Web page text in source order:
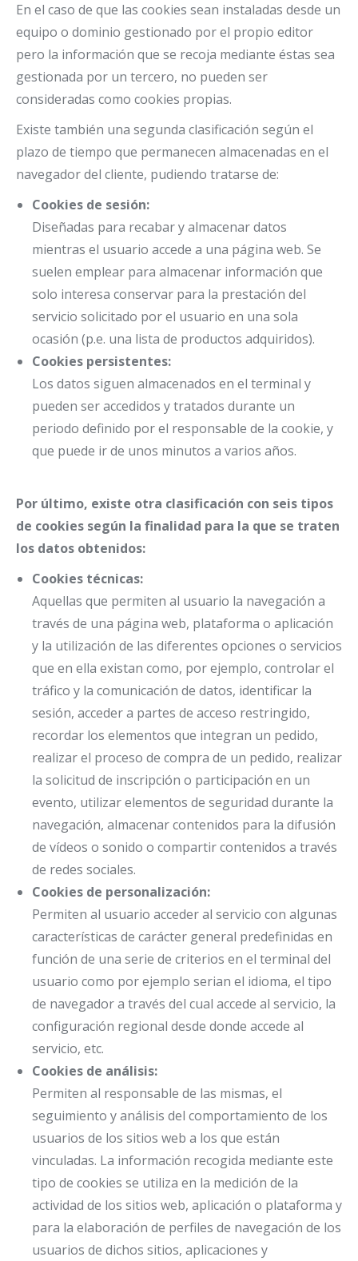
En el caso de que las cookies sean instaladas desde un
equipo o dominio gestionado por el propio editor
pero la información que se recoja mediante éstas sea
gestionada por un tercero, no pueden ser
consideradas como cookies propias.
Existe también una segunda clasificación según el
plazo de tiempo que permanecen almacenadas en el
navegador del cliente, pudiendo tratarse de:
Cookies de sesión:
Diseñadas para recabar y almacenar datos
mientras el usuario accede a una página web. Se
suelen emplear para almacenar información que
solo interesa conservar para la prestación del
servicio solicitado por el usuario en una sola
ocasión (p.e. una lista de productos adquiridos).
Cookies persistentes:
Los datos siguen almacenados en el terminal y
pueden ser accedidos y tratados durante un
periodo definido por el responsable de la cookie, y
que puede ir de unos minutos a varios años.
Por último, existe otra clasificación con seis tipos
de cookies según la finalidad para la que se traten
los datos obtenidos:
Cookies técnicas:
Aquellas que permiten al usuario la navegación a
través de una página web, plataforma o aplicación
y la utilización de las diferentes opciones o servicios
que en ella existan como, por ejemplo, controlar el
tráfico y la comunicación de datos, identificar la
sesión, acceder a partes de acceso restringido,
recordar los elementos que integran un pedido,
realizar el proceso de compra de un pedido, realizar
la solicitud de inscripción o participación en un
evento, utilizar elementos de seguridad durante la
navegación, almacenar contenidos para la difusión
de vídeos o sonido o compartir contenidos a través
de redes sociales.
Cookies de personalización:
Permiten al usuario acceder al servicio con algunas
características de carácter general predefinidas en
función de una serie de criterios en el terminal del
usuario como por ejemplo serian el idioma, el tipo
de navegador a través del cual accede al servicio, la
configuración regional desde donde accede al
servicio, etc.
Cookies de análisis:
Permiten al responsable de las mismas, el
seguimiento y análisis del comportamiento de los
usuarios de los sitios web a los que están
vinculadas. La información recogida mediante este
tipo de cookies se utiliza en la medición de la
actividad de los sitios web, aplicación o plataforma y
para la elaboración de perfiles de navegación de los
usuarios de dichos sitios, aplicaciones y